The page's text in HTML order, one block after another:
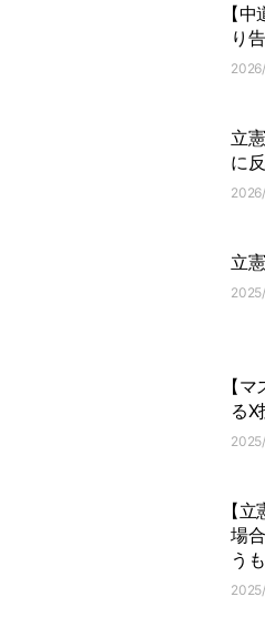
【
り
立
に
立
【
る
【
場
う